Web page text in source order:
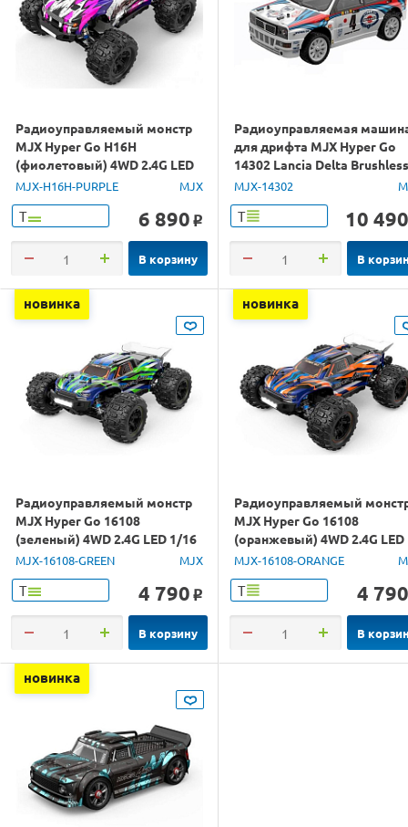
Радиоуправляемый монстр
MJX Hyper Go H16H
(фиолетовый) 4WD 2.4G LED
GPS 1/16 RTR
MJX-H16H-PURPLE MJX
Т 6 890 o
В корзину
Радиоуправляемая
для дрифта MJX Hyper Go
14302 Lancia Delta Brushless
4WD 2.4G LED 1/14 RTR
MJX-14302
Т 10 490
В
новинка
Радиоуправляемый монстр
MJX Hyper Go 16108
(зеленый) 4WD 2.4G LED 1/16
RTR
MJX-16108-GREEN MJX
Т 4 790 o
В корзину
новинка
Радиоуправляемый
MJX Hyper Go 16108
(оранжевый) 4WD 2.4G LED
1/16 RTR
MJX-16108-ORANGE
Т 4 790
В
новинка